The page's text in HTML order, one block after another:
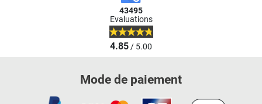
43495
Evaluations
4.85/ 5.00
Mode de paiement